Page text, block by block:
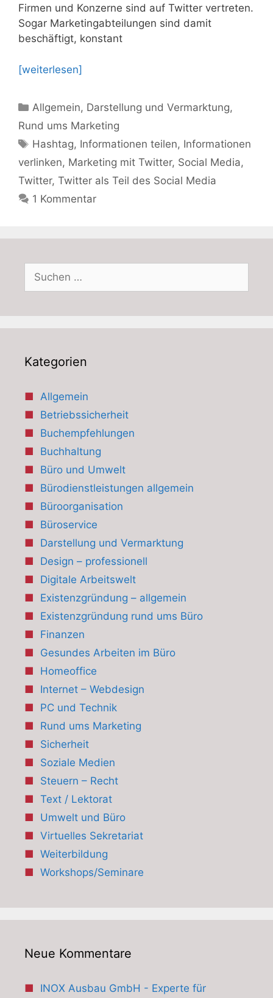
Firmen und Konzerne sind auf Twitter vertreten.
Sogar Marketingabteilungen sind damit
beschäftigt, konstant
[weiterlesen]
Kategorien
Allgemein, Darstellung und Vermarktung,
Rund ums Marketing
Schlagwörter
Hashtag, Informationen teilen, Informationen
verlinken, Marketing mit Twitter, Social Media,
Twitter, Twitter als Teil des Social Media
1 Kommentar
nach:
Kategorien
Allgemein
Betriebssicherheit
Buchempfehlungen
Buchhaltung
Büro und Umwelt
Bürodienstleistungen allgemein
Büroorganisation
Büroservice
Darstellung und Vermarktung
Design – professionell
Digitale Arbeitswelt
Existenzgründung – allgemein
Existenzgründung rund ums Büro
Finanzen
Gesundes Arbeiten im Büro
Homeoffice
Internet – Webdesign
PC und Technik
Rund ums Marketing
Sicherheit
Soziale Medien
Steuern – Recht
Text / Lektorat
Umwelt und Büro
Virtuelles Sekretariat
Weiterbildung
Workshops/Seminare
Neue Kommentare
INOX Ausbau GmbH - Experte für